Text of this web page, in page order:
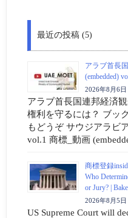
最近の投稿 (5)
アラブ首長
(embedded)
2026年8月6日
アラブ首長国連邦経済
権利を守るには？ ブッ
もどうぞ サウジアラビ
vol.1 商標_動画
商標登録
Who
or Jury? |
2026年8月5日
US Supreme Court will